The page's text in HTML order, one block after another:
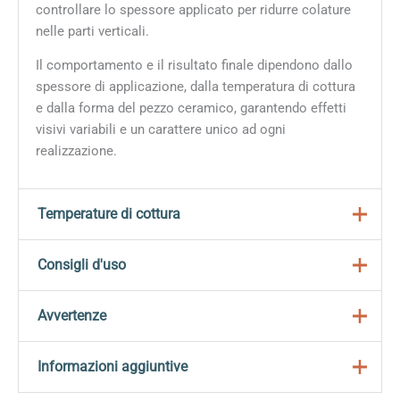
controllare lo spessore applicato per ridurre colature
nelle parti verticali.
Il comportamento e il risultato finale dipendono dallo
spessore di applicazione, dalla temperatura di cottura
e dalla forma del pezzo ceramico, garantendo effetti
visivi variabili e un carattere unico ad ogni
realizzazione.
Temperature di cottura
Cottura consigliata: cono 06-05 / 999 °C – 1046 °C;
cambiano colore. Prima dell’uso si consiglia di
effettuare delle prove per determinare il colore, le
Consigli d'uso
Agitare per 5 o 6 secondi prima dell’uso;
piatto, etc.) e applicarla con un pennello morbido o
un accessorio decorativo a scelta (spugna, timbro,
Avvertenze
Glismalti Mayco Elements™
Informazioni aggiuntive